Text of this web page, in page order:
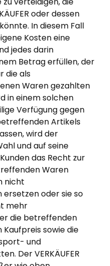
oder dessen
In diesem Fall
Kosten eine
jedes darin
Betrag erfüllen, der
die als
Waren gezahlten
in einem solchen
Verfügung gegen
Artikels
wird der
und auf seine
das Recht zur
Waren
nicht
oder sie so
mehr
die betreffenden
sowie die
und
Der VERKÄUFER